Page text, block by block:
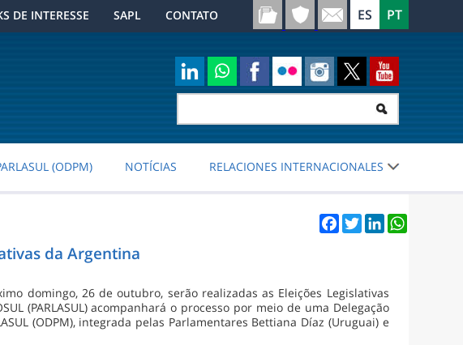
DE INTERESSE SAPL CONTATO
(ODPM) NOTÍCIAS RELACIONES INTERNACIONALES
Facebook
TwitterLinkedInWhatsApp
da Argentina
domingo, 26 de outubro, serão realizadas as Eleições Legislativas
(PARLASUL) acompanhará o processo por meio de uma Delegação
(ODPM), integrada pelas Parlamentares Bettiana Díaz (Uruguai) e